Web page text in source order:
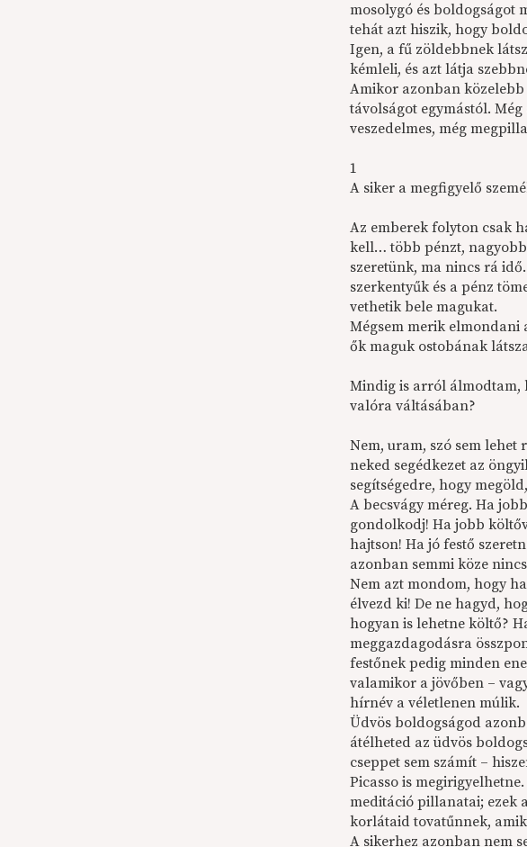
mosolygó és boldogságot
tehát azt hiszik, hogy
Igen, a fű zöldebbnek
kémleli, és azt látja
Amikor azonban közelebb
távolságot egymástól.
veszedelmes, még
1
A siker a megfigyelő
Az emberek folyton csak
kell… több pénzt,
szeretünk, ma nincs rá
szerkentyűk és a pénz
vethetik bele magukat.
Mégsem merik elmondani
ők maguk ostobának
Mindig is arról álmodtam,
valóra váltásában?
Nem, uram, szó sem
neked segédkezet az
segítségedre, hogy
A becsvágy méreg. Ha
gondolkodj! Ha jobb
hajtson! Ha jó festő
azonban semmi köze
Nem azt mondom, hogy
élvezd ki! De ne hagyd,
hogyan is lehetne költő?
meggazdagodásra
festőnek pedig minden
valamikor a jövőben –
hírnév a véletlenen múlik.
Üdvös boldogságod
átélheted az üdvös
cseppet sem számít –
Picasso is
meditáció pillanatai; ezek
korlátaid tovatűnnek,
A sikerhez azonban nem